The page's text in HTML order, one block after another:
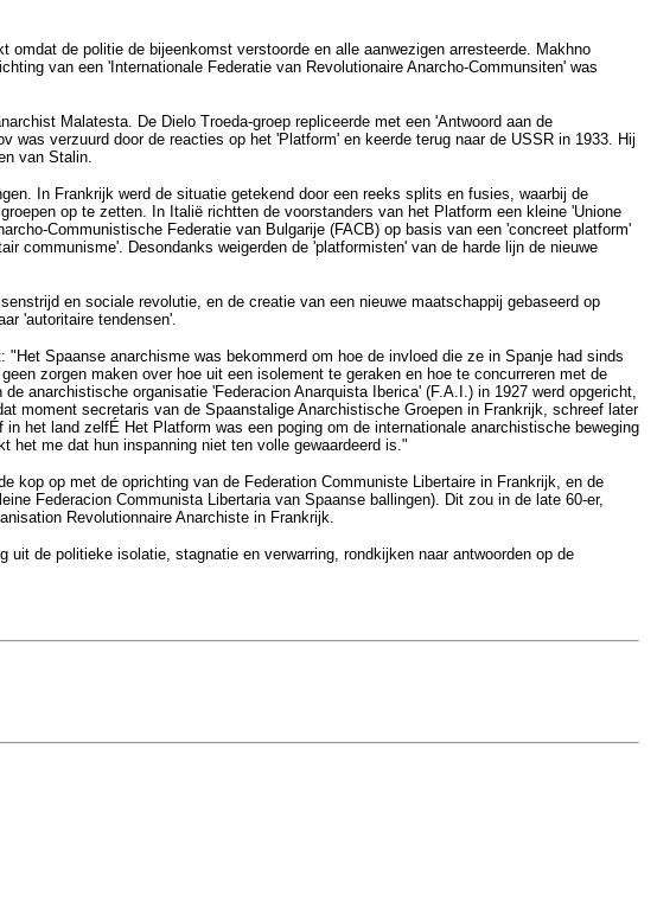
de politie de bijeenkomst verstoorde en alle aanwezigen arresteerde. Makhno
van een 'Internationale Federatie van Revolutionaire Anarcho-Communsiten' was
Malatesta. De Dielo Troeda-groep repliceerde met een 'Antwoord aan de
verzuurd door de reacties op het 'Platform' en keerde terug naar de USSR in 1933. Hij
van Stalin.
In Frankrijk werd de situatie getekend door een reeks splits en fusies, waarbij de
op te zetten. In Italië richtten de voorstanders van het Platform een kleine 'Unione
Communistische Federatie van Bulgarije (FACB) op basis van een 'concreet platform'
communisme'. Desondanks weigerden de 'platformisten' van de harde lijn de nieuwe
en sociale revolutie, en de creatie van een nieuwe maatschappij gebaseerd op
'autoritaire tendensen'.
Spaanse anarchisme was bekommerd om hoe de invloed die ze in Spanje had sinds
zorgen maken over hoe uit een isolement te geraken en hoe te concurreren met de
anarchistische organisatie 'Federacion Anarquista Iberica' (F.A.I.) in 1927 werd opgericht,
moment secretaris van de Spaanstalige Anarchistische Groepen in Frankrijk, schreef later
het land zelfÉ Het Platform was een poging om de internationale anarchistische beweging
het me dat hun inspanning niet ten volle gewaardeerd is."
kop op met de oprichting van de Federation Communiste Libertaire in Frankrijk, en de
Federacion Communista Libertaria van Spaanse ballingen). Dit zou in de late 60-er,
Revolutionnaire Anarchiste in Frankrijk.
de politieke isolatie, stagnatie en verwarring, rondkijken naar antwoorden op de